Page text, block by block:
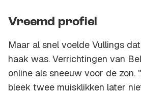
Vreemd profiel
Maar al snel voelde Vullings
haak was. Verrichtingen van
online als sneeuw voor de zon.
bleek twee muisklikken later